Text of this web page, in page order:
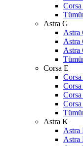
Astra G
Astra
Astra
Astra
Corsa E
Astra K
Astra
Astra